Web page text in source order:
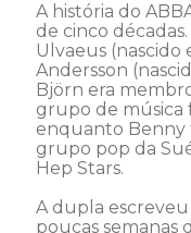
A história do
de cinco
Ulvaeus (nascido
Andersson
Björn era
grupo de
enquanto Benny
grupo pop da
Hep Stars.
A dupla
poucas semanas